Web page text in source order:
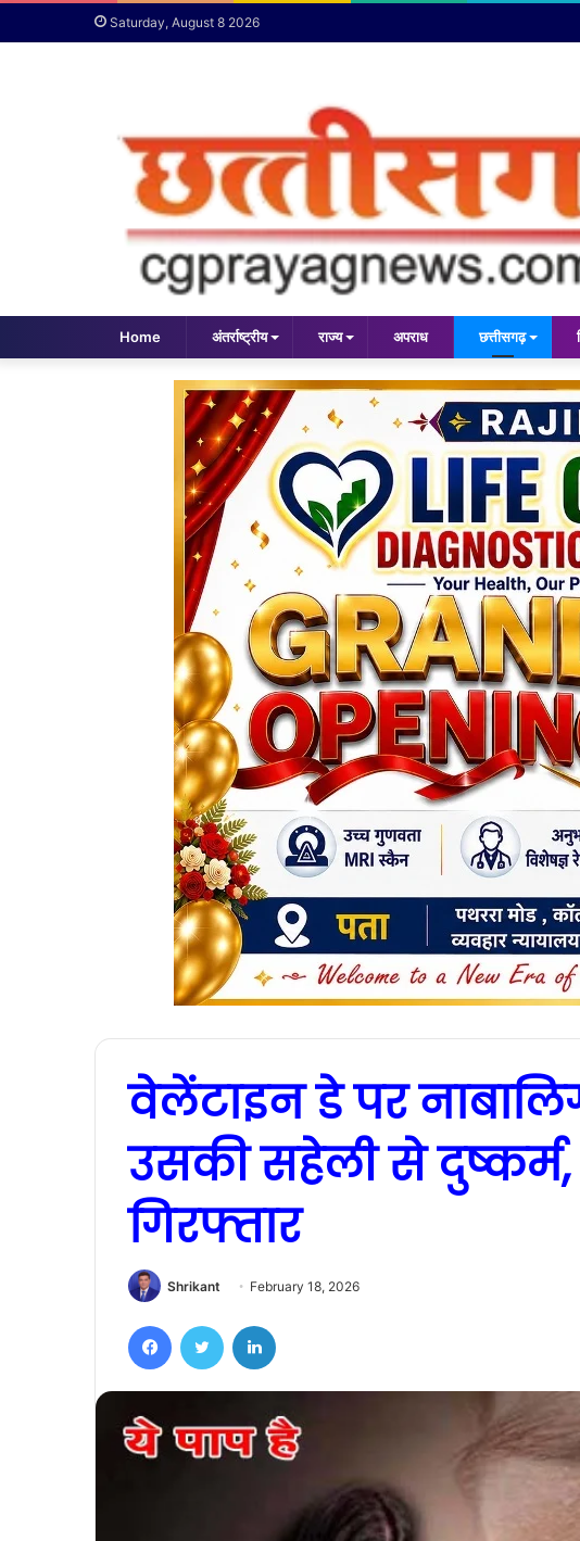
Saturday, August 8 2026
Home अंतर्राष्ट्रीय राज्य अपराध छत्तीसगढ़
वेलेंटाइन डे पर
उसकी सहेली से दुष्कर्म,
गिरफ्तार
Shrikant February 18, 2026